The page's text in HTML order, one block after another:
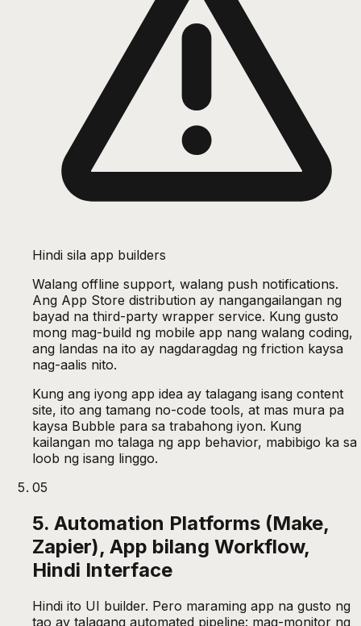
Hindi sila app builders
Walang offline support, walang push notifications.
Ang App Store distribution ay nangangailangan ng
bayad na third-party wrapper service. Kung gusto
mong mag-build ng mobile app nang walang coding,
ang landas na ito ay nagdaragdag ng friction kaysa
nag-aalis nito.
Kung ang iyong app idea ay talagang isang content
site, ito ang tamang no-code tools, at mas mura pa
kaysa Bubble para sa trabahong iyon. Kung
kailangan mo talaga ng app behavior, mabibigo ka sa
loob ng isang linggo.
05
5. Automation Platforms (Make,
Zapier), App bilang Workflow,
Hindi Interface
Hindi ito UI builder. Pero maraming app na gusto ng
tao ay talagang automated pipeline: mag-monitor ng